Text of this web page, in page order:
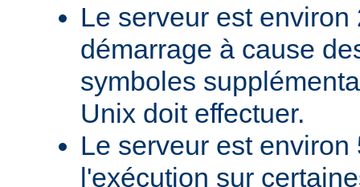
Le serveur est
démarrage à cause
symboles
Unix doit effectuer.
Le serveur est environ
l'exécution sur